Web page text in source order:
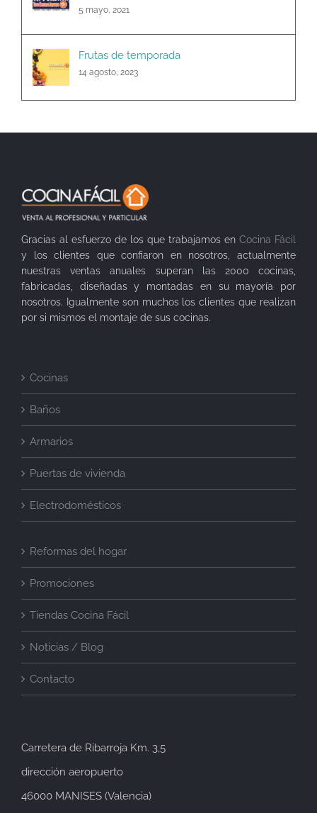
5 mayo, 2021
Frutas de temporada
14 agosto, 2023
Gracias al esfuerzo de los que trabajamos en Cocina Fácil
y los clientes que confiaron en nosotros, actualmente
nuestras ventas anuales superan las 2000 cocinas,
fabricadas, diseñadas y montadas en su mayoría por
nosotros. Igualmente son muchos los clientes que realizan
por si mismos el montaje de sus cocinas.
Cocinas
Baños
Armarios
Puertas de vivienda
Electrodomésticos
Reformas del hogar
Promociones
Tiendas Cocina Fácil
Noticias / Blog
Contacto
Carretera de Ribarroja Km. 3,5
dirección aeropuerto
46000 MANISES (Valencia)